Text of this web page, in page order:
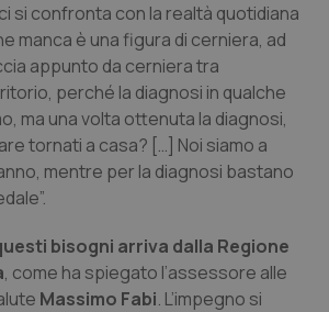
si confronta con la realtà quotidiana
manca è una figura di cerniera, ad
appunto da cerniera tra
perché la diagnosi in qualche
ma una volta ottenuta la diagnosi,
tornati a casa? […] Noi siamo a
mentre per la diagnosi bastano
bisogni arriva dalla Regione
, come ha spiegato l’assessore alle
Massimo Fabi. L’impegno si
Statistici Marketing
contribuiscono a rendere fruibile il
funzionalità di base quali la
pagine e l'accesso alle aree
Il sito web non è in grado di
senza questi cookie.
Fornitore/Dominio